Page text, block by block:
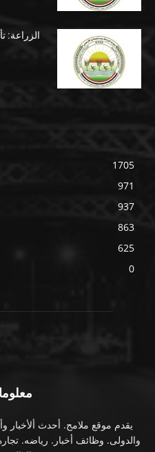
1705
971
937
863
625
0
يقدم موقع ملامح. أحدث ألأخبار
والدولى. وظائف أخبار. رياضه.